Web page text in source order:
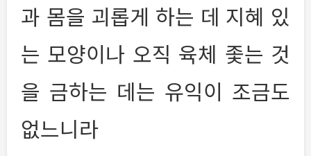
과 몸을 괴롭게 하는 데 지혜 있
는 모양이나 오직 육체 좇는 것
을 금하는 데는 유익이 조금도
없느니라